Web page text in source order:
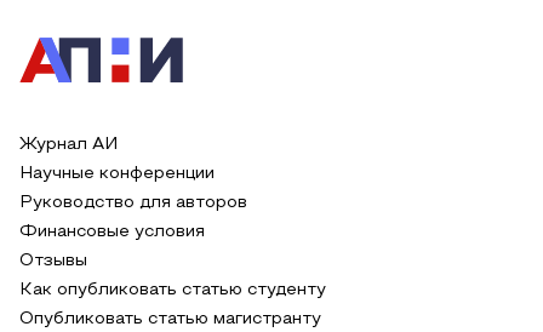
Журнал АИ
Научные конференции
Руководство для авторов
Финансовые условия
Отзывы
Как опубликовать статью студенту
Опубликовать статью магистранту